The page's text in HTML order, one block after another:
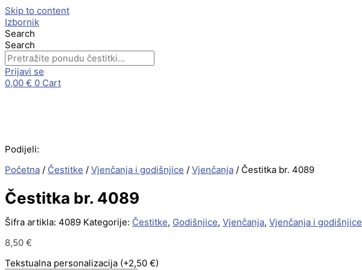
Skip to content
Izbornik
Search
Search
Prijavi se
0,00 € 0 Cart
Podijeli:
Početna / Čestitke / Vjenčanja i godišnjice / Vjenčanja / Čestitka br. 4089
Čestitka br. 4089
Šifra artikla: 4089 Kategorije: Čestitke, Godišnjice, Vjenčanja, Vjenčanja i godišnjice
8,50 €
Tekstualna personalizacija (+2,50 €)